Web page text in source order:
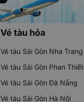
Vé tàu hỏa
Vé tàu Sài Gòn Nha Trang
Vé tàu Sài Gòn Phan Thiết
Vé tàu Sài Gòn Đà Nẵng
Vé tàu Sài Gòn Hà Nội